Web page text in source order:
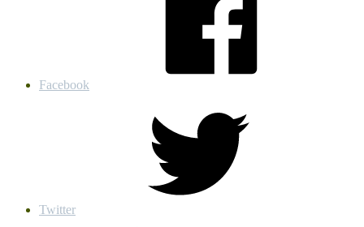
Facebook
Twitter